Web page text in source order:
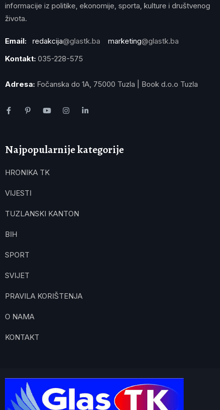
informacije iz politike, ekonomije, sporta, kulture i društvenog
života.
Email: redakcija@glastk.ba marketing@glastk.ba
Kontakt: 035-228-575
Adresa: Fočanska do 1A, 75000 Tuzla | Book d.o.o Tuzla
Najpopularnije kategorije
HRONIKA TK
VIJESTI
TUZLANSKI KANTON
BIH
SPORT
SVIJET
PRAVILA KORIŠTENJA
O NAMA
KONTAKT